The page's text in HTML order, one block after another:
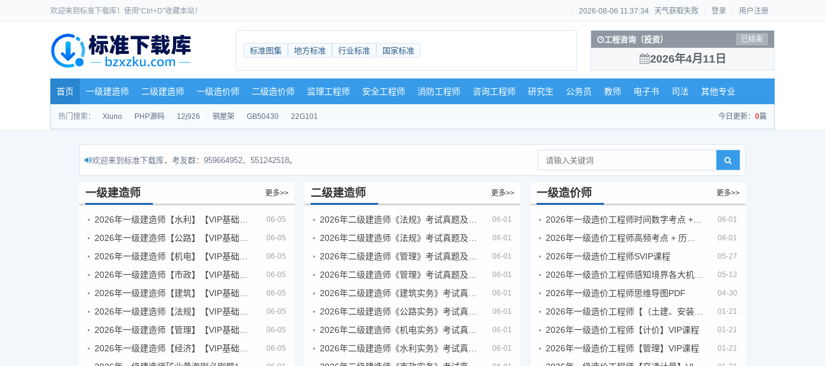
欢迎来到标准下载库！使用“Ctrl+D”收藏本站！ 2026-08-06 11:37:34 天气获取失败 登录 用户注册
标准图集 地方标准 行业标准 国家标准
工程咨询（投资） 已结束
2026年4月11日
首页 一级建造师 二级建造师 一级造价师 二级造价师 监理工程师 安全工程师 消防工程师 咨询工程师 研究生 公务员 教师 电子书 司法 其他专业
热门搜索： Xiuno PHP源码 12j926 钢屋架 GB50430 22G101 今日更新： 0篇
欢迎来到标准下载库，考友群：959664952、551242518。
一级建造师 更多>>
06-05
06-05
06-05
06-05
06-05
06-05
06-05
06-05
二级建造师 更多>>
06-01
06-01
06-01
06-01
06-01
06-01
06-01
06-01
一级造价师 更多>>
2026年一级造价工程师时间数字考点 + 计算公式大全 06-01
2026年一级造价工程师高频考点 + 历年真题合集 06-01
2026年一级造价工程师SVIP课程 05-27
2026年一级造价工程师感知境界各大机构课程 05-12
2026年一级造价工程师思维导图PDF 04-30
2026年一级造价工程师【（土建、安装）案例】VIP课程 01-21
2026年一级造价工程师【计价】VIP课程 01-21
2026年一级造价工程师【管理】VIP课程 01-21